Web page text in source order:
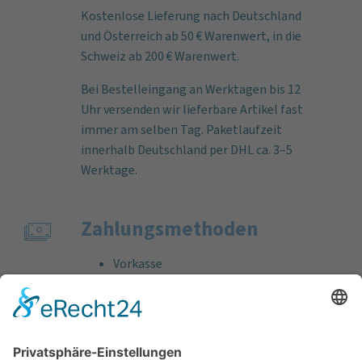
Kostenlose Lieferung nach Deutschland
und Österreich ab 50 € Warenwert, in die
Schweiz ab 200 € Warenwert.
Bei Bestelleingang an Werktagen bis 12
Uhr versenden wir lieferbare Artikel fast
immer am selben Tag. Paketlaufzeit
innerhalb Deutschland per DHL ca. 3–5
Werktage.
Zahlungs­methoden
Vorkasse
Bankeinzug
Kreditkarte (VISA & MasterCard)